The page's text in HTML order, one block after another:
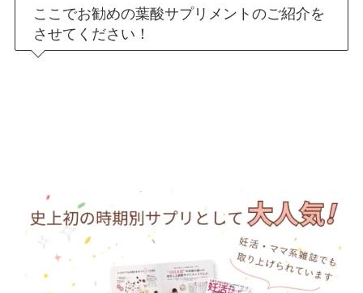
ここでお勧めの葉酸サプリメントのご紹介を
させてください！